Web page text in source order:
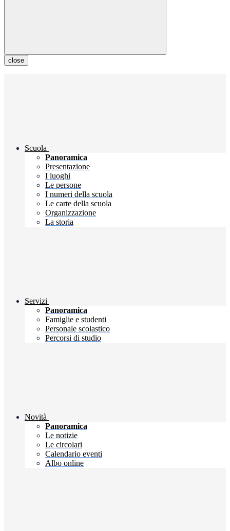
close
Scuola
Panoramica
Presentazione
I luoghi
Le persone
I numeri della scuola
Le carte della scuola
Organizzazione
La storia
Servizi
Panoramica
Famiglie e studenti
Personale scolastico
Percorsi di studio
Novità
Panoramica
Le notizie
Le circolari
Calendario eventi
Albo online